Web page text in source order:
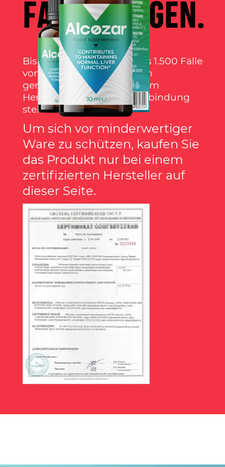
FÄLSCHUNGEN.
Bis heute wurden mehr als 1.500 Fälle
von gefälschten Produkten
gemeldet, die nicht mit dem
Hersteller ALCOZAR in Verbindung
stehen.
Um sich vor minderwertiger
Ware zu schützen, kaufen Sie
das Produkt nur bei einem
zertifizierten Hersteller auf
dieser Seite.